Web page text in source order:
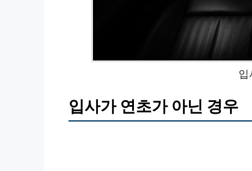
입
입사가 연초가 아닌 경우